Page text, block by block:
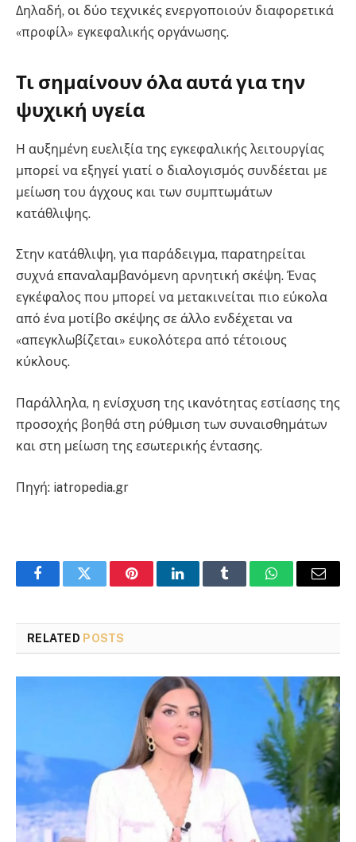
Δηλαδή, οι δύο τεχνικές ενεργοποιούν διαφορετικά
«προφίλ» εγκεφαλικής οργάνωσης.
Τι σημαίνουν όλα αυτά για την
ψυχική υγεία
Η αυξημένη ευελιξία της εγκεφαλικής λειτουργίας
μπορεί να εξηγεί γιατί ο διαλογισμός συνδέεται με
μείωση του άγχους και των συμπτωμάτων
κατάθλιψης.
Στην κατάθλιψη, για παράδειγμα, παρατηρείται
συχνά επαναλαμβανόμενη αρνητική σκέψη. Ένας
εγκέφαλος που μπορεί να μετακινείται πιο εύκολα
από ένα μοτίβο σκέψης σε άλλο ενδέχεται να
«απεγκλωβίζεται» ευκολότερα από τέτοιους
κύκλους.
Παράλληλα, η ενίσχυση της ικανότητας εστίασης της
προσοχής βοηθά στη ρύθμιση των συναισθημάτων
και στη μείωση της εσωτερικής έντασης.
Πηγή: iatropedia.gr
FacebookTwitter PinterestLinkedInTumblr WhatsAppEmail
RELATED POSTS